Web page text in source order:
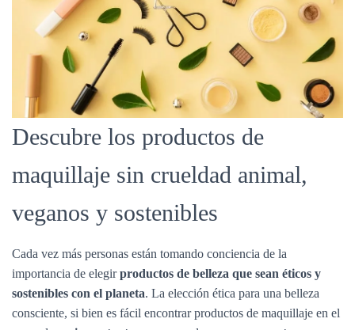
Descubre los productos de
maquillaje sin crueldad animal,
veganos y sostenibles
Cada vez más personas están tomando conciencia de la
importancia de elegirproductos de belleza que sean éticos y
sostenibles con el planeta. La elección ética para una belleza
consciente, si bien es fácil encontrar productos de maquillaje en el